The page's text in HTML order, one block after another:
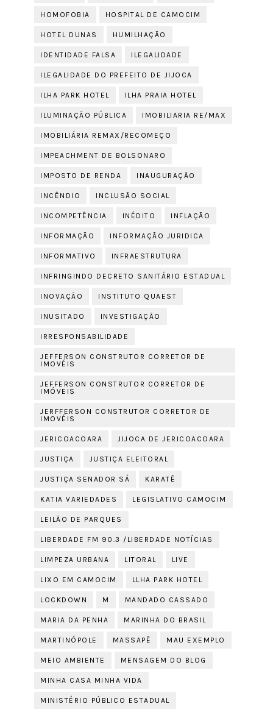
HOMOFOBIA HOSPITAL DE CAMOCIM
HOTEL DUNAS HUMILHAÇÃO
IDENTIDADE FALSA ILEGALIDADE
ILEGALIDADE DO PREFEITO DE JIJOCA
ILHA PARK HOTEL ILHA PRAIA HOTEL
ILUMINAÇÃO PÚBLICA IMOBILIARIA RE/MAX
IMOBILIÁRIA REMAX/RECOMEÇO
IMPEACHMENT DE BOLSONARO
IMPOSTO DE RENDA INAUGURAÇÃO
INCÊNDIO INCLUSÃO SOCIAL
INCOMPETÊNCIA INÉDITO INFLAÇÃO
INFORMAÇÃO INFORMAÇÃO JURIDICA
INFORMATIVO INFRAESTRUTURA
INFRINGINDO DECRETO SANITÁRIO ESTADUAL
INOVAÇÃO INSTITUTO QUAEST
INUSITADO INVESTIGAÇÃO
IRRESPONSABILIDADE
JEFFERSON CONSTRUTOR CORRETOR DE
IMOVÉIS
JEFFERSON CONSTRUTOR CORRETOR DE
IMÓVEIS
JERFFERSON CONSTRUTOR CORRETOR DE
IMOVÉIS
JERICOACOARA JIJOCA DE JERICOACOARA
JUSTIÇA JUSTIÇA ELEITORAL
JUSTIÇA SENADOR SÁ KARATÊ
KATIA VARIEDADES LEGISLATIVO CAMOCIM
LEILÃO DE PARQUES
LIBERDADE FM 90.3 /LIBERDADE NOTÍCIAS
LIMPEZA URBANA LITORAL LIVE
LIXO EM CAMOCIM LLHA PARK HOTEL
LOCKDOWN M MANDADO CASSADO
MARIA DA PENHA MARINHA DO BRASIL
MARTINÓPOLE MASSAPÊ MAU EXEMPLO
MEIO AMBIENTE MENSAGEM DO BLOG
MINHA CASA MINHA VIDA
MINISTÉRIO PÚBLICO ESTADUAL